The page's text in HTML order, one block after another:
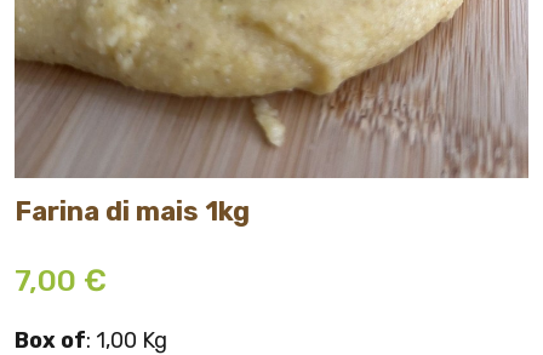
Farina di mais 1kg
7,00 €
Box of: 1,00 Kg